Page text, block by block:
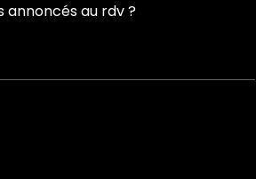
au rdv ?